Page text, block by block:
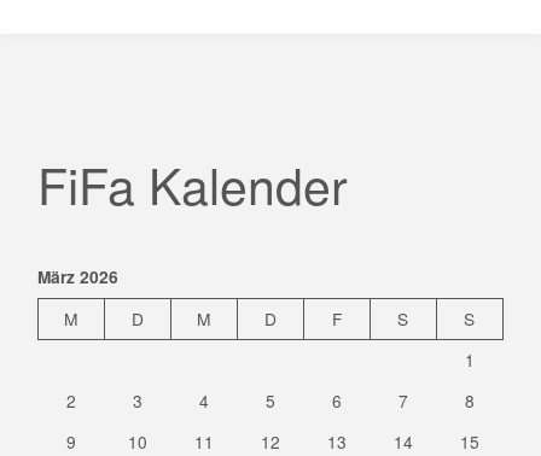
FiFa Kalender
März 2026
M D M D F S
S
1
2
3 4 5 6 7
8
9
10 11 12 13 14
15